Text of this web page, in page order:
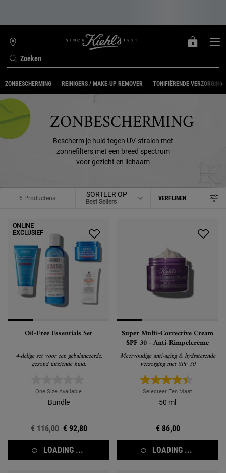
Zoeken
WINKELZOEKER
MIJN
0
0 PRODUCT
ZONBESCHERMING REINIGERS / MAKE-UP REMOVER TONIFIËRENDE VERZORGING
ZONBESCHERMING
Bescherm je huid tegen UV-stralen met
zonnefilters met een breed spectrum
voor gezicht en lichaam
6 Productens SORTEER OP VERFIJNEN
FILTERMENU
ONLINE
EXCLUSIEF
Oil-Free Essentials Set
4-delige set voor een gebalanceerde,
gezond uitziende huid.
One Size Available
Bundle
Oude prijs
€ 116,00 Nieuwe prijs
€ 92,80
LOADING ...
Super Multi-Corrective Cream
SPF 30 - Anti-Rimpelcrème
Meervoudige anti-aging & hydraterende
verzorging met SPF 30
Selecteer Een Maat
50 ml
€ 86,00
LOADING ...